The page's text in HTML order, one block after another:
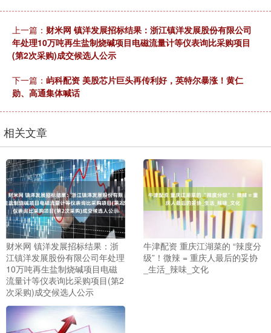
上一篇： 财米网 镇洋发展招标结果：浙江镇洋发展股份有限公司
年处理10万吨再生盐制烧碱项目电磁流量计等仪表询比采购项目
(第2次采购)成交候选人公示
下一篇： 屿科配资 美股芯片巨头再传利好，英特尔暴涨！黄仁
勋、高通集体喊话
相关文章
财米网 镇洋发展招标结果：浙
江镇洋发展股份有限公司年处理
10万吨再生盐制烧碱项目电磁
流量计等仪表询比采购项目(第2
次采购)成交候选人公示
牛津配资 重庆江湖菜的 “辣度分
级”！微辣 = 重庆人最后的妥协
_生活_辣味_文化